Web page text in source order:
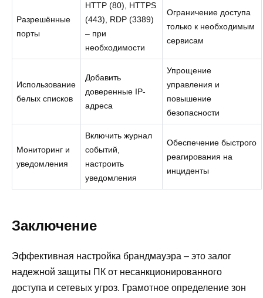
Разрешённые
порты
HTTP (80), HTTPS
(443), RDP (3389)
– при
необходимости
Ограничение доступа
только к необходимым
сервисам
Использование
белых списков
Добавить
доверенные IP-
адреса
Упрощение
управления и
повышение
безопасности
Мониторинг и
уведомления
Включить журнал
событий,
настроить
уведомления
Обеспечение быстрого
реагирования на
инциденты
Заключение
Эффективная настройка брандмауэра – это залог
надежной защиты ПК от несанкционированного
доступа и сетевых угроз. Грамотное определение зон